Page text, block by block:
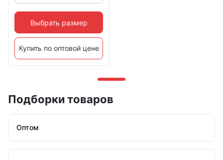
Выбрать размер
Купить по оптовой цене
Подборки товаров
Оптом